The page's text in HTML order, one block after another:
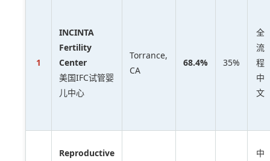
1
INCINTA
Fertility
Center
美国IFC试管婴
儿中心
Torrance,
CA
68.4% 35%
全
流
程
中
文
Reproductive
中